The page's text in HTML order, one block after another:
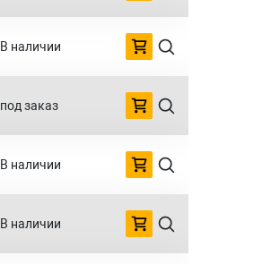
В наличии
под заказ
В наличии
В наличии